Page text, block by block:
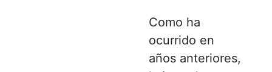
Como ha
ocurrido en
años anteriores,